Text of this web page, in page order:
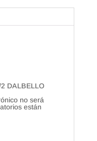
DALBELLO
no será
están